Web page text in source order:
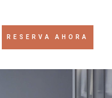
RESERVA AHORA